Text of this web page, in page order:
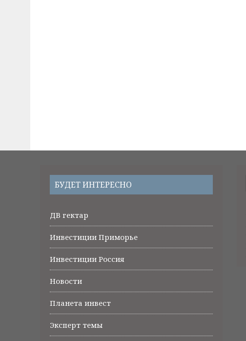
БУДЕТ ИНТЕРЕСНО
ДВ гектар
Инвестиции Приморье
Инвестиции Россия
Новости
Планета инвест
Эксперт темы